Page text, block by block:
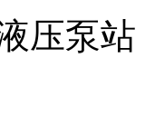
压泵站